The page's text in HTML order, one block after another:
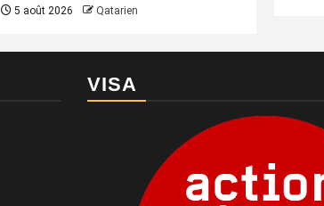
5 août 2026 Qatarien
VISA